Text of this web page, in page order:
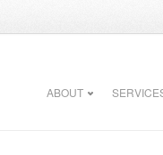
ABOUT